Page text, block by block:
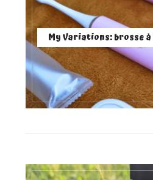
My Variations: brosse